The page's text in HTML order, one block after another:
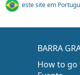
este site em
BARRA
How to go